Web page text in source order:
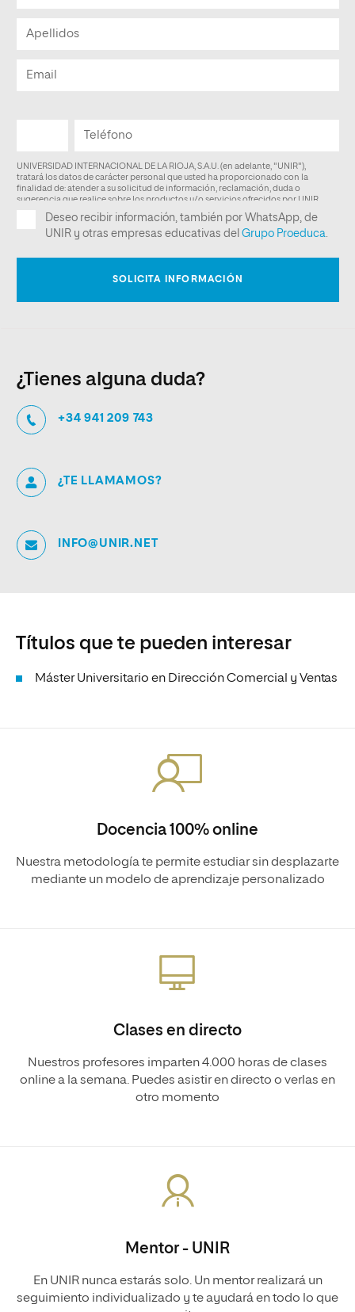
¿Tienes alguna duda?
+34 941 209 743
¿TE LLAMAMOS?
INFO@UNIR.NET
Títulos que te pueden interesar
Máster Universitario en Dirección Comercial y Ventas
Docencia 100% online
Nuestra metodología te permite estudiar sin desplazarte
mediante un modelo de aprendizaje personalizado
Clases en directo
Nuestros profesores imparten 4.000 horas de clases
online a la semana. Puedes asistir en directo o verlas en
otro momento
Mentor - UNIR
En UNIR nunca estarás solo. Un mentor realizará un
seguimiento individualizado y te ayudará en todo lo que